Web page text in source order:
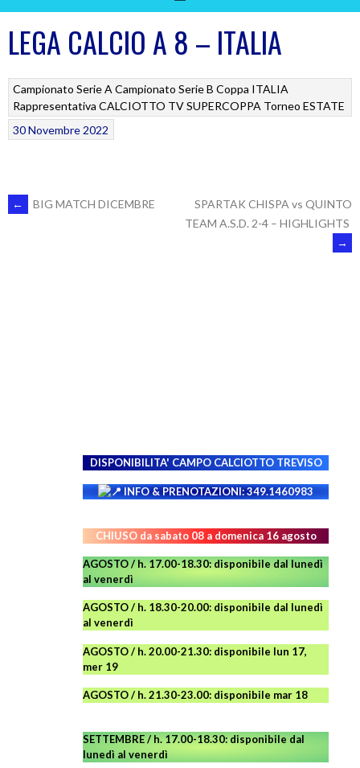
LEGA CALCIO A 8 – ITALIA
Campionato Serie A Campionato Serie B Coppa ITALIA
Rappresentativa CALCIOTTO TVSUPERCOPPA Torneo ESTATE
30 Novembre 2022
POST
← BIG MATCH DICEMBRE
SPARTAK CHISPA vs QUINTO
TEAM A.S.D. 2-4 – HIGHLIGHTS
→
DISPONIBILITA' CAMPO CALCIOTTO TREVISO
INFO & PRENOTAZIONI: 349.1460983
CHIUSO da sabato 08 a domenica 16 agosto
AGOSTO / h. 17.00-18.30: disponibile dal lunedì
al venerdì
AGOSTO/ h. 18.30-20.00: disponibile dal lunedì
al venerdì
AGOSTO / h. 20.00-21.30: disponibile lun 17,
mer 19
AGOSTO/ h. 21.30-23.00: disponibile mar 18
SETTEMBRE / h. 17.00-18.30: disponibile dal
lunedì al venerdì